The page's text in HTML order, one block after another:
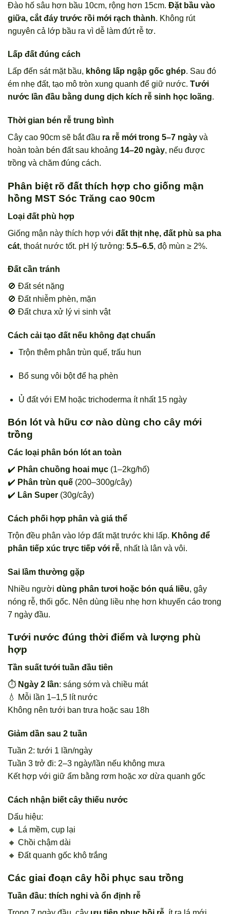
Đào hố sâu hơn bầu 10cm, rộng hơn 15cm. Đặt bầu vào
giữa, cắt đáy trước rồi mới rạch thành. Không rút
nguyên cả lớp bầu ra vì dễ làm đứt rễ tơ.
Lấp đất đúng cách
Lấp đến sát mặt bầu, không lấp ngập gốc ghép. Sau đó
ém nhẹ đất, tạo mô tròn xung quanh để giữ nước. Tưới
nước lần đầu bằng dung dịch kích rễ sinh học loãng.
Thời gian bén rễ trung bình
Cây cao 90cm sẽ bắt đầu ra rễ mới trong 5–7 ngày và
hoàn toàn bén đất sau khoảng 14–20 ngày, nếu được
trồng và chăm đúng cách.
Phân biệt rõ đất thích hợp cho giống mận
hồng MST Sóc Trăng cao 90cm
Loại đất phù hợp
Giống mận này thích hợp với đất thịt nhẹ, đất phù sa pha
cát, thoát nước tốt. pH lý tưởng: 5.5–6.5, độ mùn ≥ 2%.
Đất cần tránh
🚫 Đất sét nặng
🚫 Đất nhiễm phèn, mặn
🚫 Đất chưa xử lý vi sinh vật
Cách cải tạo đất nếu không đạt chuẩn
Trộn thêm phân trùn quế, trấu hun
Bổ sung vôi bột để hạ phèn
Ủ đất với EM hoặc trichoderma ít nhất 15 ngày
Bón lót và hữu cơ nào dùng cho cây mới
trồng
Các loại phân bón lót an toàn
✔️ Phân chuồng hoai mục (1–2kg/hố)
✔️ Phân trùn quế (200–300g/cây)
✔️ Lân Super (30g/cây)
Cách phối hợp phân và giá thể
Trộn đều phân vào lớp đất mặt trước khi lấp. Không để
phân tiếp xúc trực tiếp với rễ, nhất là lân và vôi.
Sai lầm thường gặp
Nhiều người dùng phân tươi hoặc bón quá liều, gây
nóng rễ, thối gốc. Nên dùng liều nhẹ hơn khuyến cáo trong
7 ngày đầu.
Tưới nước đúng thời điểm và lượng phù
hợp
Tần suất tưới tuần đầu tiên
⏱️ Ngày 2 lần: sáng sớm và chiều mát
💧 Mỗi lần 1–1,5 lít nước
Không nên tưới ban trưa hoặc sau 18h
Giảm dần sau 2 tuần
Tuần 2: tưới 1 lần/ngày
Tuần 3 trở đi: 2–3 ngày/lần nếu không mưa
Kết hợp với giữ ẩm bằng rơm hoặc xơ dừa quanh gốc
Cách nhận biết cây thiếu nước
Dấu hiệu:
🔸 Lá mềm, cụp lại
🔸 Chồi chậm dài
🔸 Đất quanh gốc khô trắng
Các giai đoạn cây hồi phục sau trồng
Tuần đầu: thích nghi và ổn định rễ